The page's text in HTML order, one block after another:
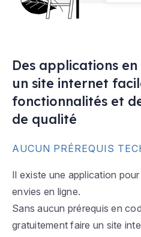
Des applications
un site internet
fonctionnalités et
de qualité
AUCUN PRÉREQUIS
Il existe une application
envies en ligne.
Sans aucun prérequis en
gratuitement faire un site